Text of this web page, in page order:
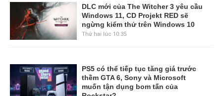
DLC mới của The Witcher 3 yêu cầu
Windows 11, CD Projekt RED sẽ
ngừng kiểm thử trên Windows 10
Thứ hai lúc 10:35
PS5 có thể tiếp tục tăng giá trước
thềm GTA 6, Sony và Microsoft
muốn tận dụng bom tấn của